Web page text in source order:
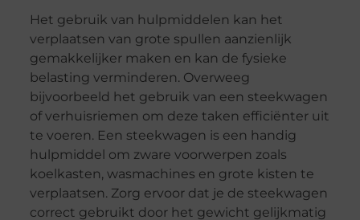
Het gebruik van hulpmiddelen kan het
verplaatsen van grote spullen aanzienlijk
gemakkelijker maken en kan de fysieke
belasting verminderen. Overweeg
bijvoorbeeld het gebruik van een steekwagen
of verhuisriemen om deze taken efficiënter uit
te voeren. Een steekwagen is een handig
hulpmiddel om zware voorwerpen zoals
koelkasten, wasmachines en grote kisten te
verplaatsen. Zorg ervoor dat je de steekwagen
correct gebruikt door het gewicht gelijkmatig